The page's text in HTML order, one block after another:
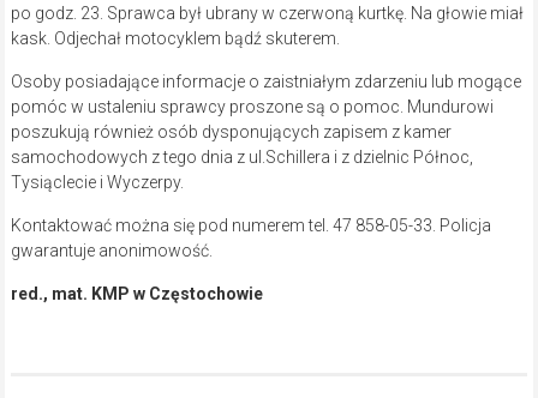
po godz. 23. Sprawca był ubrany w czerwoną kurtkę. Na głowie miał
kask. Odjechał motocyklem bądź skuterem.
Osoby posiadające informacje o zaistniałym zdarzeniu lub mogące
pomóc w ustaleniu sprawcy proszone są o pomoc. Mundurowi
poszukują również osób dysponujących zapisem z kamer
samochodowych z tego dnia z ul.Schillera i z dzielnic Północ,
Tysiąclecie i Wyczerpy.
Kontaktować można się pod numerem tel. 47 858-05-33. Policja
gwarantuje anonimowość.
red., mat. KMP w Częstochowie